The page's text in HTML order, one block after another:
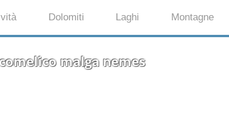
Dolomiti Laghi Montagne
malga nemes